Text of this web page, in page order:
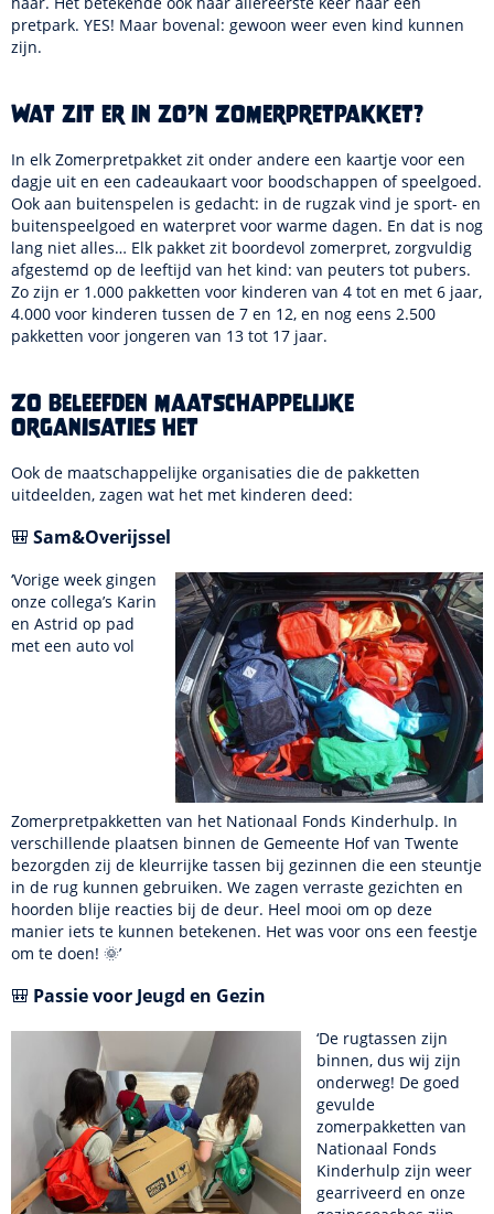
pretpark. YES! Maar bovenal: gewoon weer even kind kunnen
zijn.
Wat zit er in zo’n Zomerpretpakket?
In elk Zomerpretpakket zit onder andere een kaartje voor een
dagje uit en een cadeaukaart voor boodschappen of speelgoed.
Ook aan buitenspelen is gedacht: in de rugzak vind je sport- en
buitenspeelgoed en waterpret voor warme dagen. En dat is nog
lang niet alles… Elk pakket zit boordevol zomerpret, zorgvuldig
afgestemd op de leeftijd van het kind: van peuters tot pubers.
Zo zijn er 1.000 pakketten voor kinderen van 4 tot en met 6 jaar,
4.000 voor kinderen tussen de 7 en 12, en nog eens 2.500
pakketten voor jongeren van 13 tot 17 jaar.
Zo beleefden maatschappelijke
organisaties het
Ook de maatschappelijke organisaties die de pakketten
uitdeelden, zagen wat het met kinderen deed:
🎒 Sam&Overijssel
‘Vorige week gingen
onze collega’s Karin
en Astrid op pad
met een auto vol
Zomerpretpakketten van het Nationaal Fonds Kinderhulp. In
verschillende plaatsen binnen de Gemeente Hof van Twente
bezorgden zij de kleurrijke tassen bij gezinnen die een steuntje
in de rug kunnen gebruiken. We zagen verraste gezichten en
hoorden blije reacties bij de deur. Heel mooi om op deze
manier iets te kunnen betekenen. Het was voor ons een feestje
om te doen! 🌞’
🎒 Passie voor Jeugd en Gezin
‘De rugtassen zijn
binnen, dus wij zijn
onderweg! De goed
gevulde
zomerpakketten van
Nationaal Fonds
Kinderhulp zijn weer
gearriveerd en onze